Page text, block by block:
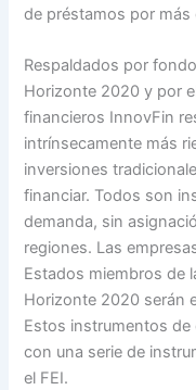
de préstamos por más
Respaldados por
Horizonte 2020 y por
financieros InnovFin
intrínsecamente más
inversiones
financiar. Todos son
demanda, sin
regiones. Las
Estados miembros de
Horizonte 2020 serán
Estos instrumentos
con una serie de
el FEI.